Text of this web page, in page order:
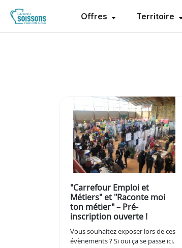
Offres Territoire
"Carrefour Emploi et
Métiers" et "Raconte moi
ton métier" – Pré-
inscription ouverte !
Vous souhaitez exposer lors de ces
évènements ? Si oui ça se passe ici.